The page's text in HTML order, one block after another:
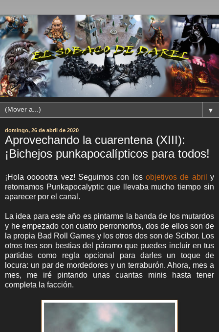
▼
domingo, 26 de abril de 2020
Aprovechando la cuarentena (XIII):
¡Bichejos punkapocalípticos para todos!
¡Hola oooootra vez! Seguimos con los objetivos de abril
y
retomamos Punkapocalyptic que llevaba mucho tiempo sin
aparecer por el canal.
La idea para este año es pintarme la banda de los mutardos
y he empezado con cuatro perromorfos, dos de ellos son de
la propia Bad Roll Games y los otros dos son de Scibor. Los
otros tres son bestias del páramo que puedes incluir en tus
partidas como regla opcional para darles un toque de
locura: un par de mordedores y un terraburón. Ahora, mes a
mes, me iré pintando unas cuantas minis hasta tener
completa la facción.